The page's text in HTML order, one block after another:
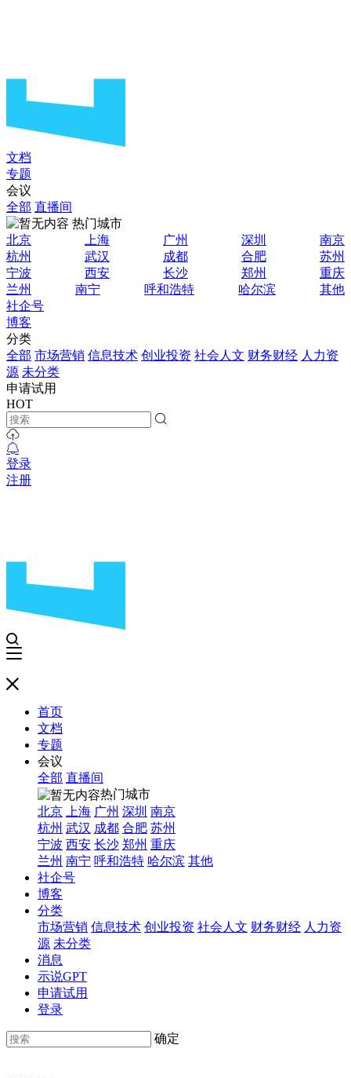
文档
专题
会议
全部 直播间
热门城市
北京
上海 广州 深圳
南京
杭州
武汉 成都 合肥
苏州
宁波
西安 长沙 郑州
重庆
兰州
南宁 呼和浩特 哈尔滨
其他
社企号
博客
分类
全部 市场营销 信息技术 创业投资 社会人文 财务财经 人力资
源 未分类
申请试用
HOT
登录
注册
首页
文档
专题
会议
全部 直播间
热门城市
北京
上海 广州 深圳 南京
杭州 武汉 成都 合肥 苏州
宁波 西安 长沙 郑州 重庆
兰州 南宁 呼和浩特 哈尔滨 其他
社企号
博客
分类
市场营销 信息技术 创业投资 社会人文 财务财经 人力资
源 未分类
消息
示说GPT
申请试用
登录
确定